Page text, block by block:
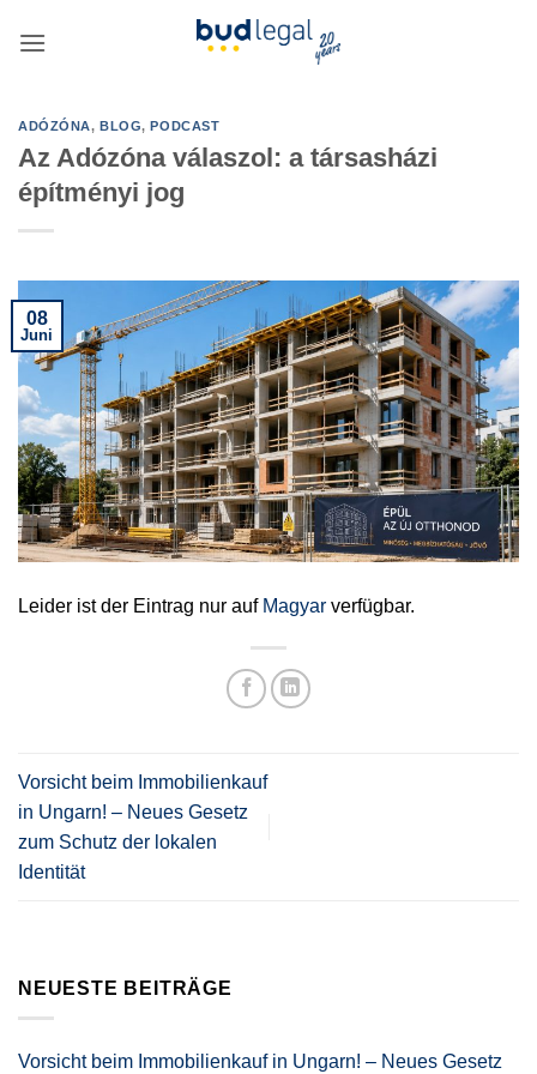
Inhalt
ADÓZÓNA,BLOG,PODCAST
Az Adózóna válaszol: a társasházi
építményi jog
08
Juni
Leider ist der Eintrag nur auf Magyar verfügbar.
Vorsicht beim Immobilienkauf
in Ungarn! – Neues Gesetz
zum Schutz der lokalen
Identität
NEUESTE BEITRÄGE
Vorsicht beim Immobilienkauf in Ungarn! – Neues Gesetz